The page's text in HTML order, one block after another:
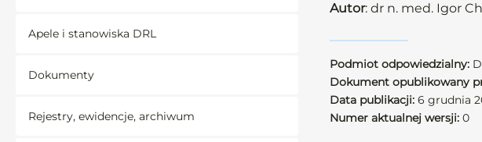
Apele i stanowiska DRL
Dokumenty
Rejestry, ewidencje, archiwum
Autor: dr n. med. Igor
Podmiot odpowiedzialny:
Dokument opublikowany
Data publikacji: 6 grudnia
Numer aktualnej wersji: 0